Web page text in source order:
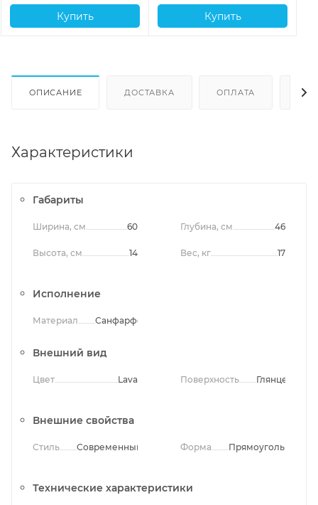
Купить Купить
ОПИСАНИЕ ДОСТАВКА ОПЛАТА
Характеристики
Габариты
Ширина, см 60
Высота, см 14
Глубина, см 46
Вес, кг 17
Исполнение
Материал Санфарфор
Внешний вид
Цвет Lava Поверхность Глянцевая
Внешние свойства
Стиль Современный Форма Прямоугольная
Технические характеристики